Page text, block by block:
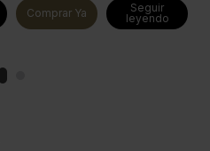
Comprar Ya
Seguir
leyendo